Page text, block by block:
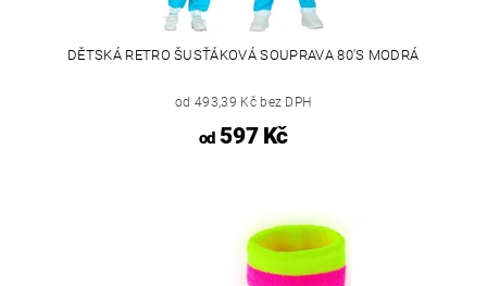
DĚTSKÁ RETRO ŠUSŤÁKOVÁ SOUPRAVA 80'S MODRÁ
od 493,39 Kč bez DPH
od597 Kč